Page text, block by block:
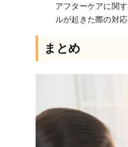
アフターケアに関
ルが起きた際の対
まとめ